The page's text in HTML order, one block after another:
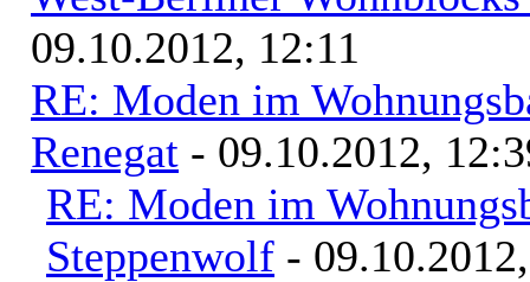
09.10.2012, 12:11
RE: Moden im
Renegat - 09.10.2012,
RE: Moden im
Steppenwolf -